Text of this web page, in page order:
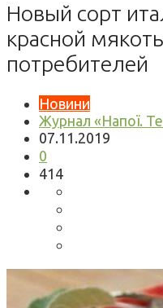
Новый сорт
красной
потребителей
Новини
Журнал «Напої.
07.11.2019
0
414